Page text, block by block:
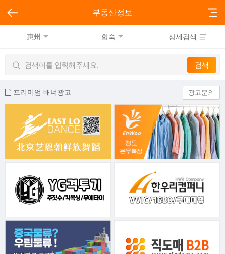
부동산정보
惠州 합숙 상세검색
프리미엄 배너광고 광고문의